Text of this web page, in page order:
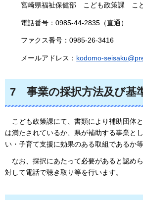
宮崎県福祉保健部 こども政策課 こ
電話番号：0985-44-2835（直通）
ファクス番号：0985-26-3416
メールアドレス： kodomo-
7 事業の採択方法及び基
こども政策課にて 、書類により補助団体
は満たされているか、県が補助する事業と
い・子育て支援に効果のある取組であるか等
なお、 採択にあたって必要があると認め
対して電話で聴き取り等を行います。